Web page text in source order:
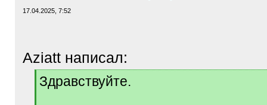
17.04.2025, 7:52
Aziatt написал:
[
q
Здравствуйте.